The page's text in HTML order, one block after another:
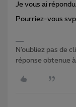
Je vous ai
Pourriez-vous
N’oubliez pas de
réponse obtenue